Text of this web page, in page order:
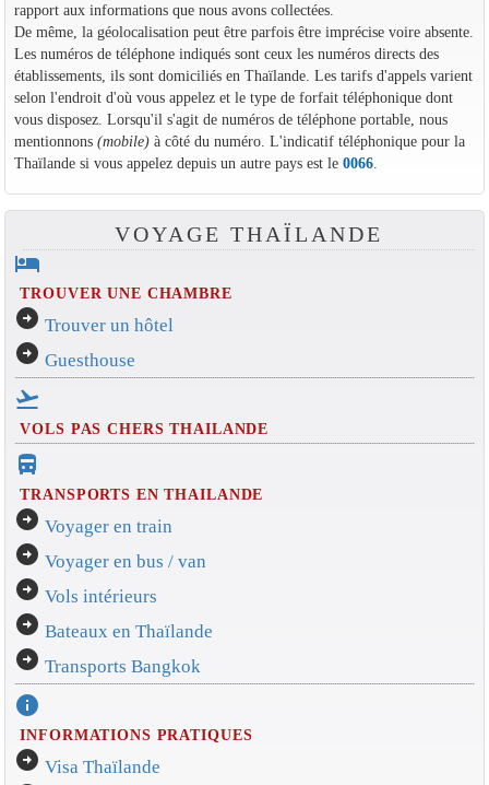
rapport aux informations que nous avons collectées.
De même, la géolocalisation peut être parfois être imprécise voire absente.
Les numéros de téléphone indiqués sont ceux les numéros directs des
établissements, ils sont domiciliés en Thaïlande. Les tarifs d'appels varient
selon l'endroit d'où vous appelez et le type de forfait téléphonique dont
vous disposez. Lorsqu'il s'agit de numéros de téléphone portable, nous
mentionnons (mobile)à côté du numéro. L'indicatif téléphonique pour la
Thaïlande si vous appelez depuis un autre pays est le 0066.
VOYAGE THAÏLANDE
hotel
TROUVER UNE CHAMBRE
arrow_circle_right Trouver un hôtel
arrow_circle_right Guesthouse
flight_takeoff
VOLS PAS CHERS THAILANDE
directions_bus_filled
TRANSPORTS EN THAILANDE
arrow_circle_right Voyager en train
arrow_circle_right Voyager en bus / van
arrow_circle_right Vols intérieurs
arrow_circle_right Bateaux en Thaïlande
arrow_circle_right Transports Bangkok
info
INFORMATIONS PRATIQUES
arrow_circle_right Visa Thaïlande